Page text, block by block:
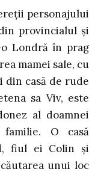
personajului
provincialul și
Londră în prag
mamei sale, cu
din casă de rude
sa Viv, este
al doamnei
O casă
fiul ei Colin și
unui loc